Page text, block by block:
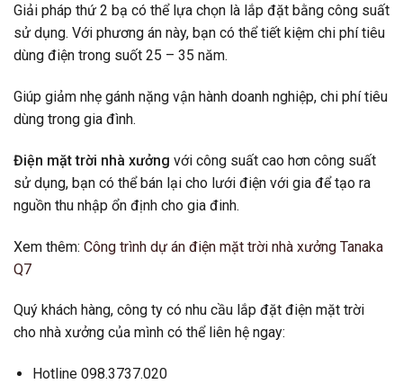
Giải pháp thứ 2 bạ có thể lựa chọn là lắp đặt bằng công suất
sử dụng. Với phương án này, bạn có thể tiết kiệm chi phí tiêu
dùng điện trong suốt 25 – 35 năm.
Giúp giảm nhẹ gánh nặng vận hành doanh nghiệp, chi phí tiêu
dùng trong gia đình.
Điện mặt trời nhà xưởng với công suất cao hơn công suất
sử dụng, bạn có thể bán lại cho lưới điện với gia để tạo ra
nguồn thu nhập ổn định cho gia đinh.
Xem thêm: Công trình dự án điện mặt trời nhà xưởng Tanaka
Q7
Quý khách hàng, công ty có nhu cầu lắp đặt điện mặt trời
cho nhà xưởng của mình có thể liên hệ ngay:
Hotline 098.3737.020